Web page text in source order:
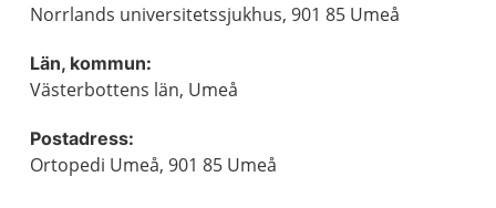
Norrlands universitetssjukhus, 901 85 Umeå
Län, kommun:
Västerbottens län, Umeå
Postadress:
Ortopedi Umeå, 901 85 Umeå